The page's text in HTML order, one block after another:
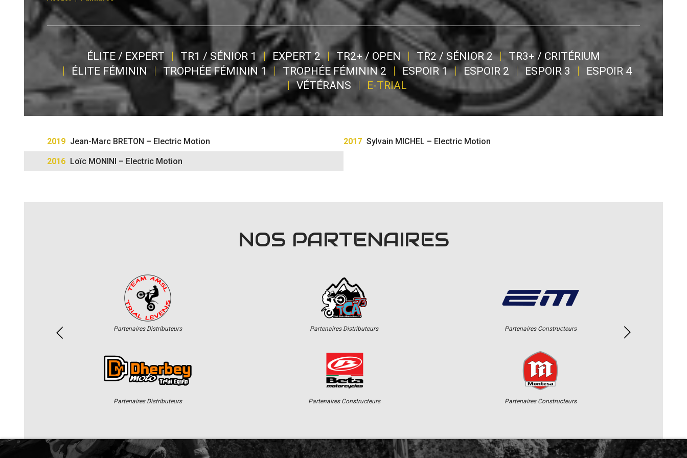
ÉLITE / EXPERT TR1 / SÉNIOR 1 EXPERT 2 TR2+ / OPEN TR2 / SÉNIOR 2
TR3+ / CRITÉRIUM
ÉLITE FÉMININ
TROPHÉE FÉMININ 1 TROPHÉE FÉMININ 2 ESPOIR 1 ESPOIR 2 ESPOIR 3
ESPOIR 4
VÉTÉRANS
E-TRIAL
2019 Jean-Marc BRETON – Electric Motion 2017 Sylvain MICHEL – Electric Motion
2016 Loïc MONINI – Electric Motion
NOS PARTENAIRES
Partenaires Distributeurs
Partenaires Distributeurs
Partenaires Distributeurs
Partenaires Constructeurs
Partenaires Constructeurs
Partenaires Constructeurs